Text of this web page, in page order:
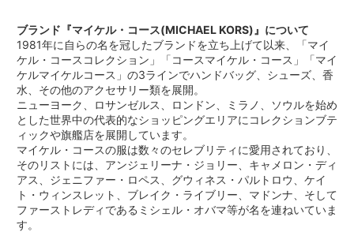
ブランド『マイケル・コース(MICHAEL KORS)』について
1981年に自らの名を冠したブランドを立ち上げて以来、「マイ
ケル・コースコレクション」「コースマイケル・コース」「マイ
ケルマイケルコース」の3ラインでハンドバッグ、シューズ、香
水、その他のアクセサリー類を展開。
ニューヨーク、ロサンゼルス、ロンドン、ミラノ、ソウルを始め
とした世界中の代表的なショッピングエリアにコレクションブテ
ィックや旗艦店を展開しています。
マイケル・コースの服は数々のセレブリティに愛用されており、
そのリストには、アンジェリーナ・ジョリー、キャメロン・ディ
アス、ジェニファー・ロペス、グウィネス・パルトロウ、ケイ
ト・ウィンスレット、ブレイク・ライブリー、マドンナ、そして
ファーストレディであるミシェル・オバマ等が名を連ねいていま
す。